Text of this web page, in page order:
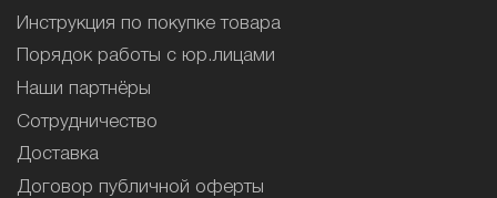
Инструкция по покупке товара
Порядок работы с юр.лицами
Наши партнёры
Сотрудничество
Доставка
Договор публичной оферты